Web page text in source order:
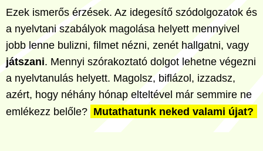
Ezek ismerős érzések. Az idegesítő szódolgozatok és
a nyelvtani szabályok magolása helyett mennyivel
jobb lenne bulizni, filmet nézni, zenét hallgatni, vagy
játszani. Mennyi szórakoztató dolgot lehetne végezni
a nyelvtanulás helyett. Magolsz, biflázol, izzadsz,
azért, hogy néhány hónap elteltével már semmire ne
emlékezz belőle? Mutathatunk neked valami újat?